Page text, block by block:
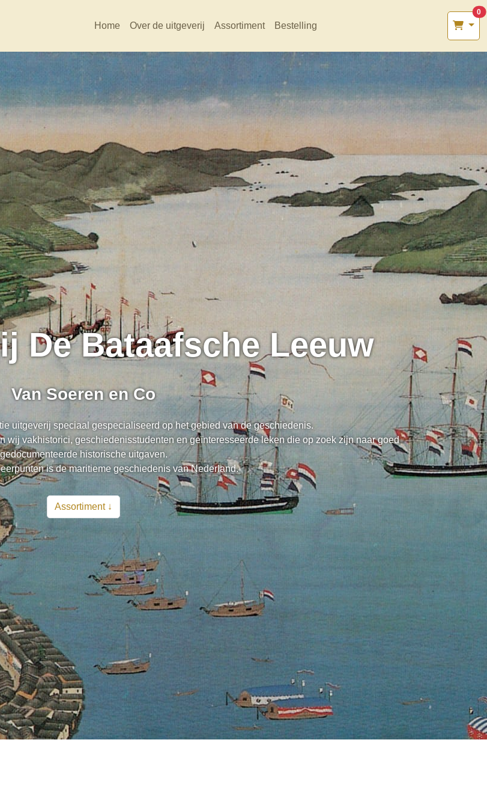
Home Over de uitgeverij Assortiment Bestelling
0
De Bataafsche Leeuw
Van Soeren en Co
uitgeverij speciaal gespecialiseerd op het gebied van de geschiedenis.
wij vakhistorici, geschiedenisstudenten en geïnteresseerde leken die op zoek zijn naar goed
gedocumenteerde historische uitgaven.
is de maritieme geschiedenis van Nederland.
Assortiment ↓